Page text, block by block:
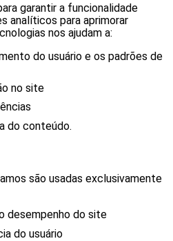
garantir a funcionalidade
analíticos para aprimorar
nos ajudam a:
do usuário e os padrões de
no site
do conteúdo.
são usadas exclusivamente
desempenho do site
do usuário